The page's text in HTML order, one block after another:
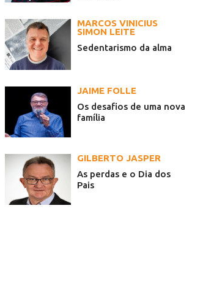
MARCOS VINICIUS
SIMON LEITE
Sedentarismo da alma
JAIME FOLLE
Os desafios de uma nova
família
GILBERTO JASPER
As perdas e o Dia dos
Pais